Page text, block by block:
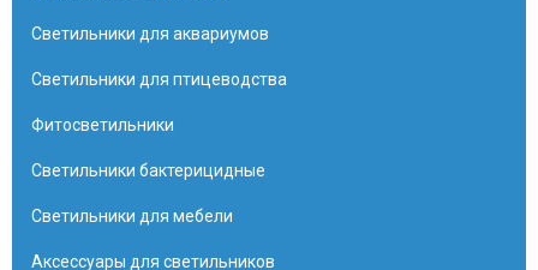
Светильники для аквариумов
Светильники для птицеводства
Фитосветильники
Светильники бактерицидные
Светильники для мебели
Аксессуары для светильников